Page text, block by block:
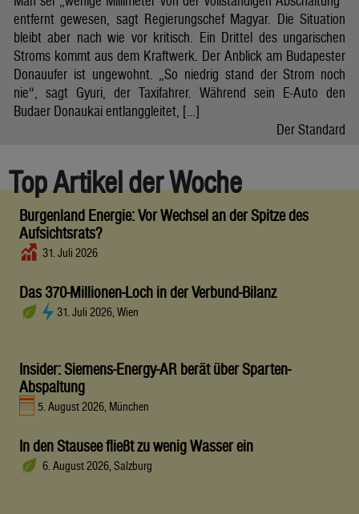
entfernt gewesen, sagt Regierungschef Magyar. Die Situation
bleibt aber nach wie vor kritisch. Ein Drittel des ungarischen
Stroms kommt aus dem Kraftwerk. Der Anblick am Budapester
Donauufer ist ungewohnt. „So niedrig stand der Strom noch
nie“, sagt Gyuri, der Taxifahrer. Während sein E-Auto den
Budaer Donaukai entlanggleitet, […]
Der Standard
Top Artikel der Woche
Burgenland Energie: Vor Wechsel an der Spitze des
Aufsichtsrats?
31. Juli 2026
Das 370-Millionen-Loch in der Verbund-Bilanz
31. Juli 2026, Wien
Insider: Siemens-Energy-AR berät über Sparten-
Abspaltung
5. August 2026, München
In den Stausee fließt zu wenig Wasser ein
6. August 2026, Salzburg